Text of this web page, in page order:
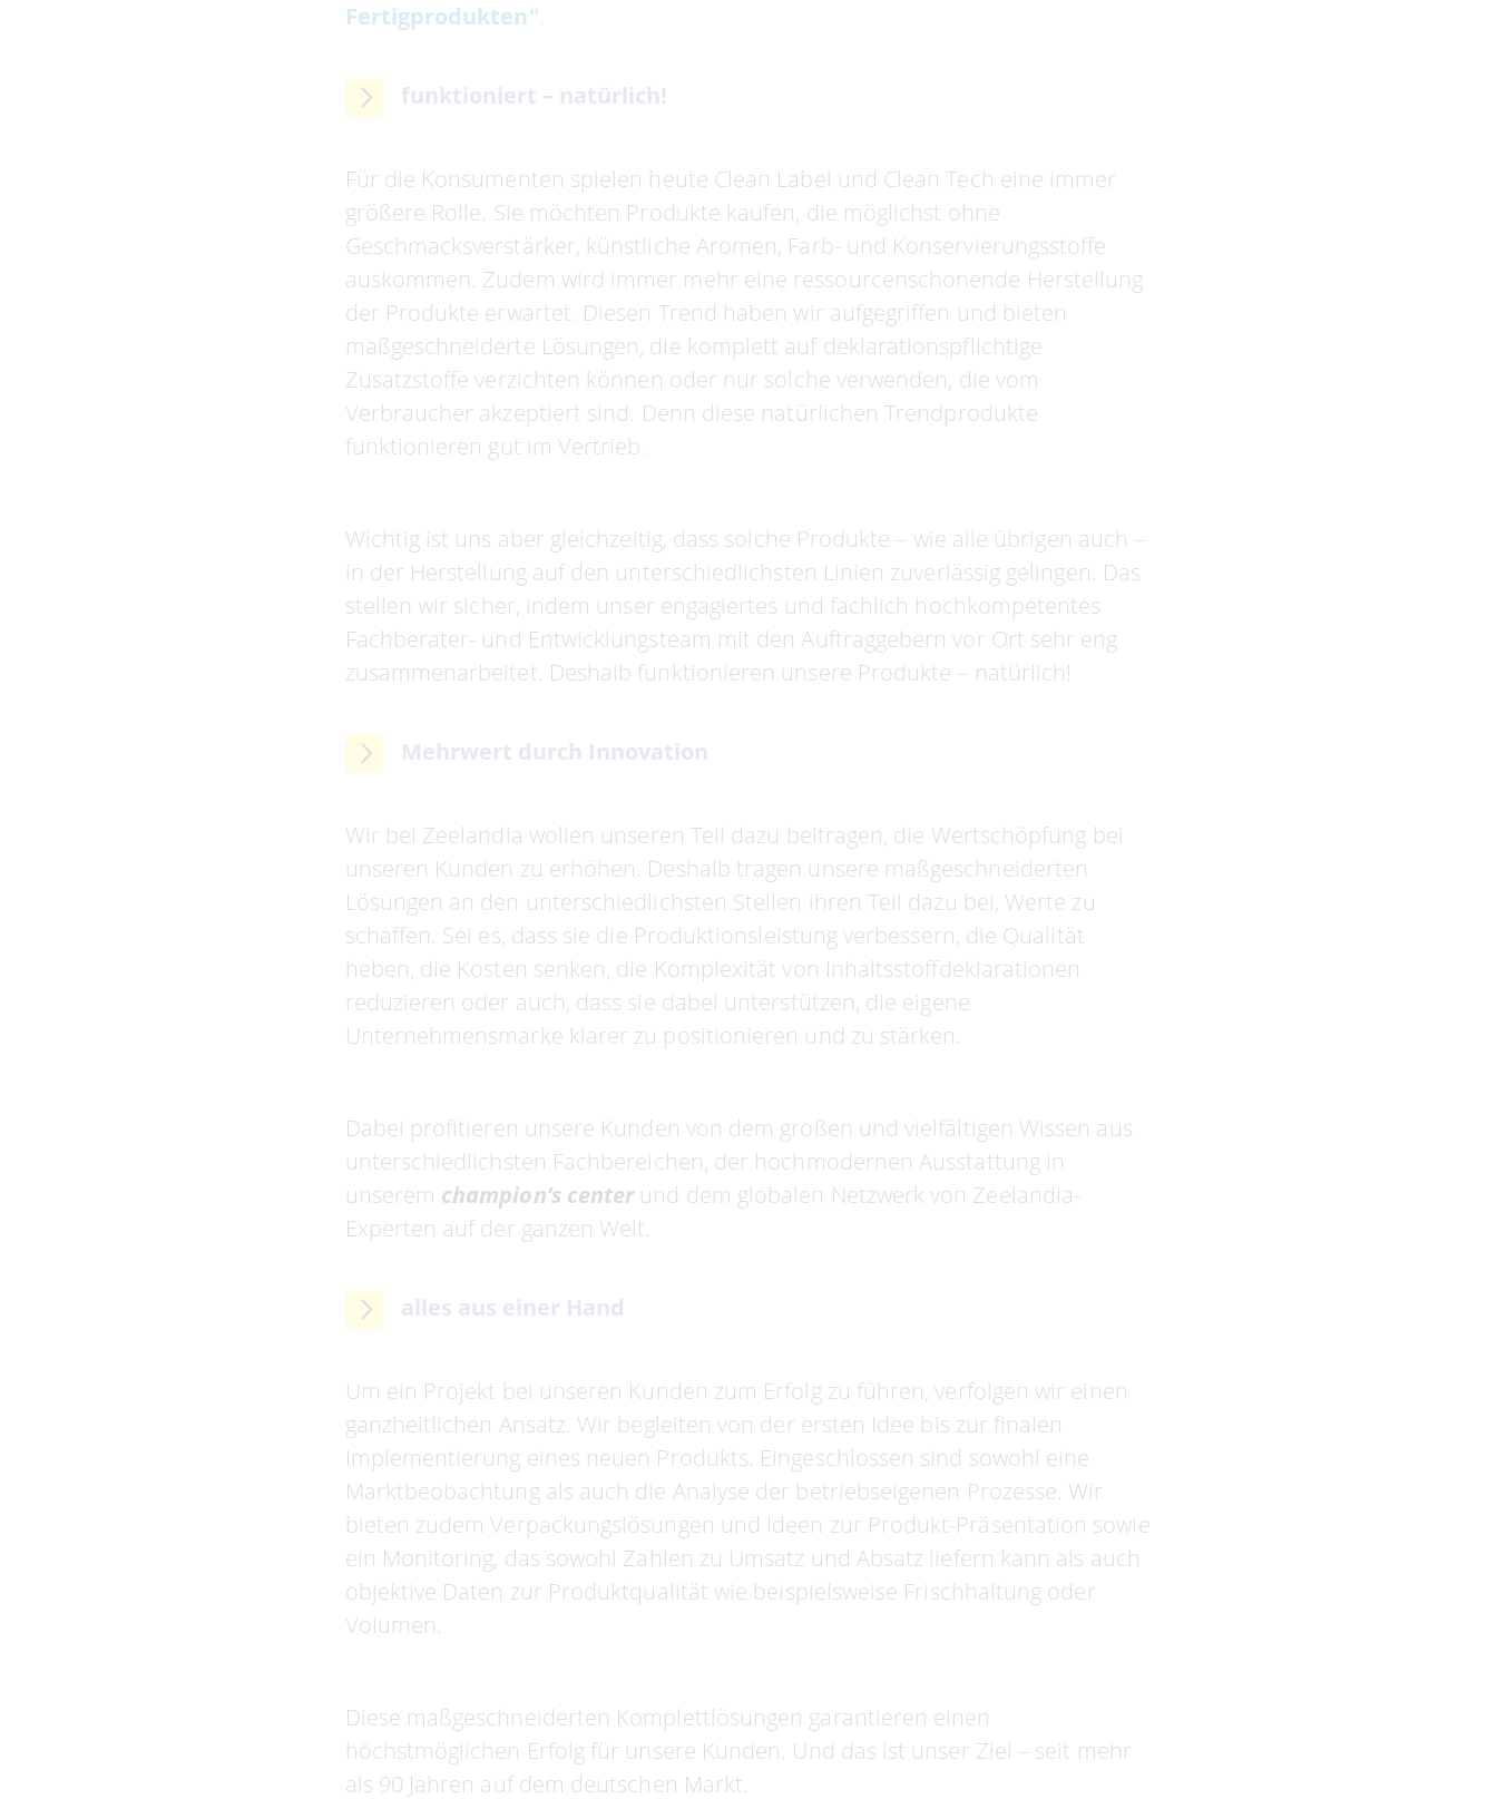
Fertigprodukten".
funktioniert – natürlich!
Für die Konsumenten spielen heute Clean Label und Clean Tech eine immer
größere Rolle. Sie möchten Produkte kaufen, die möglichst ohne
Geschmacksverstärker, künstliche Aromen, Farb- und Konservierungsstoffe
auskommen. Zudem wird immer mehr eine ressourcenschonende Herstellung
der Produkte erwartet. Diesen Trend haben wir aufgegriffen und bieten
maßgeschneiderte Lösungen, die komplett auf deklarationspflichtige
Zusatzstoffe verzichten können oder nur solche verwenden, die vom
Verbraucher akzeptiert sind. Denn diese natürlichen Trendprodukte
funktionieren gut im Vertrieb.
Wichtig ist uns aber gleichzeitig, dass solche Produkte – wie alle übrigen auch –
in der Herstellung auf den unterschiedlichsten Linien zuverlässig gelingen. Das
stellen wir sicher, indem unser engagiertes und fachlich hochkompetentes
Fachberater- und Entwicklungsteam mit den Auftraggebern vor Ort sehr eng
zusammenarbeitet. Deshalb funktionieren unsere Produkte – natürlich!
Mehrwert durch Innovation
Wir bei Zeelandia wollen unseren Teil dazu beitragen, die Wertschöpfung bei
unseren Kunden zu erhöhen. Deshalb tragen unsere maßgeschneiderten
Lösungen an den unterschiedlichsten Stellen ihren Teil dazu bei, Werte zu
schaffen. Sei es, dass sie die Produktionsleistung verbessern, die Qualität
heben, die Kosten senken, die Komplexität von Inhaltsstoffdeklarationen
reduzieren oder auch, dass sie dabei unterstützen, die eigene
Unternehmensmarke klarer zu positionieren und zu stärken.
Dabei profitieren unsere Kunden von dem großen und vielfältigen Wissen aus
unterschiedlichsten Fachbereichen, der hochmodernen Ausstattung in
unserem champion’s center und dem globalen Netzwerk von Zeelandia-
Experten auf der ganzen Welt.
alles aus einer Hand
Um ein Projekt bei unseren Kunden zum Erfolg zu führen, verfolgen wir einen
ganzheitlichen Ansatz. Wir begleiten von der ersten Idee bis zur finalen
Implementierung eines neuen Produkts. Eingeschlossen sind sowohl eine
Marktbeobachtung als auch die Analyse der betriebseigenen Prozesse. Wir
bieten zudem Verpackungslösungen und Ideen zur Produkt-Präsentation sowie
ein Monitoring, das sowohl Zahlen zu Umsatz und Absatz liefern kann als auch
objektive Daten zur Produktqualität wie beispielsweise Frischhaltung oder
Volumen.
Diese maßgeschneiderten Komplettlösungen garantieren einen
höchstmöglichen Erfolg für unsere Kunden. Und das ist unser Ziel – seit mehr
als 90 Jahren auf dem deutschen Markt.